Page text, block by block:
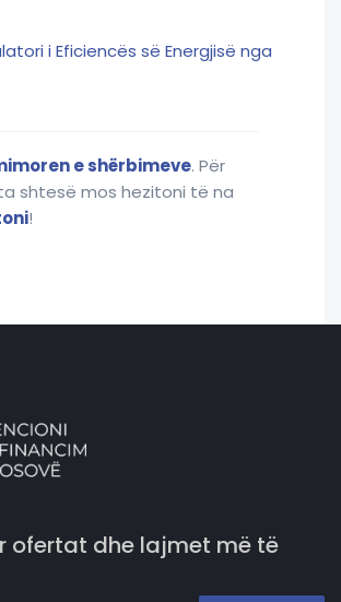
i Eficiencës së Energjisë nga
e shërbimeve. Për
shtesë mos hezitoni të na
!
ofertat dhe lajmet më të